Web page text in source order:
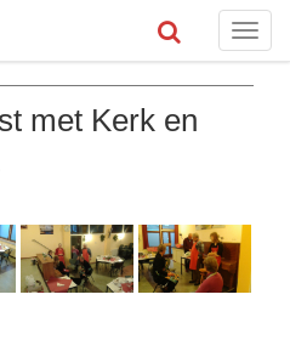
Toggle
met Kerk en